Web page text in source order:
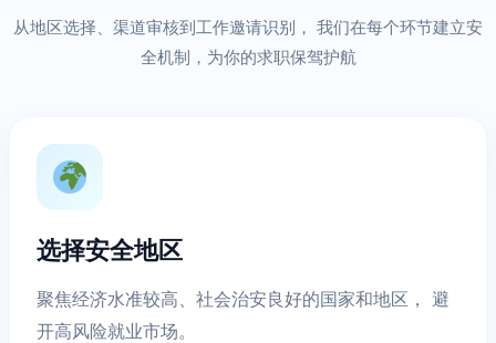
从地区选择、渠道审核到工作邀请识别， 我们在每个环节建立安
全机制，为你的求职保驾护航
选择安全地区
聚焦经济水准较高、社会治安良好的国家和地区， 避
开高风险就业市场。